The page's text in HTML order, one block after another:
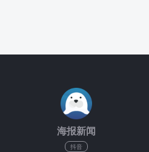
海报新闻
抖音